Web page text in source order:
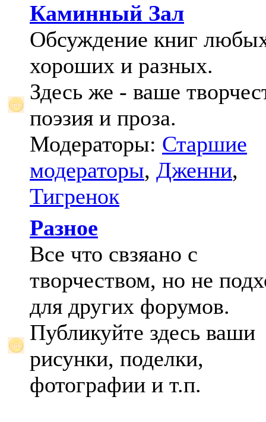
Каминный Зал
Обсуждение книг
хороших и разных.
Здесь же - ваше
поэзия и проза.
Модераторы: Старшие
модераторы, Дженни,
Тигренок
Разное
Все что свзяано с
творчеством, но не
для других форумов.
Публикуйте здесь ваши
рисунки, поделки,
фотографии и т.п.